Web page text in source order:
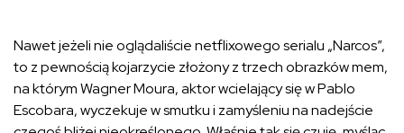
Nawet jeżeli nie oglądaliście netflixowego serialu „Narcos”,
to z pewnością kojarzycie złożony z trzech obrazków mem,
na którym Wagner Moura, aktor wcielający się w Pablo
Escobara, wyczekuje w smutku i zamyśleniu na nadejście